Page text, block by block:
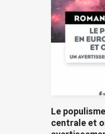
Le
centrale et